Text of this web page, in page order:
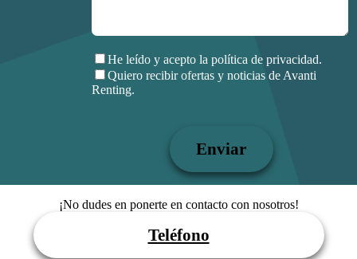
He leído y acepto la política de privacidad.
Quiero recibir ofertas y noticias de Avanti
Renting.
¡No dudes en ponerte en contacto con nosotros!
Teléfono